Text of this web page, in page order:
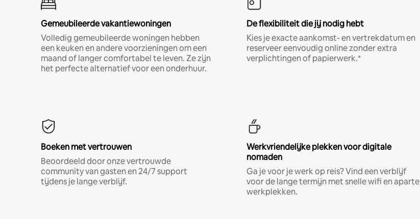
Gemeubileerde vakantiewoningen
Volledig gemeubileerde woningen hebben
een keuken en andere voorzieningen om een
maand of langer comfortabel te leven. Ze zijn
het perfecte alternatief voor een onderhuur.
De flexibiliteit die jij nodig hebt
Kies je exacte aankomst- en vertrekdatum en
reserveer eenvoudig online zonder extra
verplichtingen of papierwerk.*
Boeken met vertrouwen
Beoordeeld door onze vertrouwde
community van gasten en 24/7 support
tijdens je lange verblijf.
Werkvriendelijke plekken voor digitale
nomaden
Ga je voor je werk op reis? Vind een verblijf
voor de lange termijn met snelle wifi en aparte
werkplekken.